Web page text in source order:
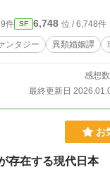
群像小噺劇。始まります。
件 SF 6,748 位 / 6,748件
ンタジー 異類婚姻譚
感想
最終更新日
お
存在する現代日本